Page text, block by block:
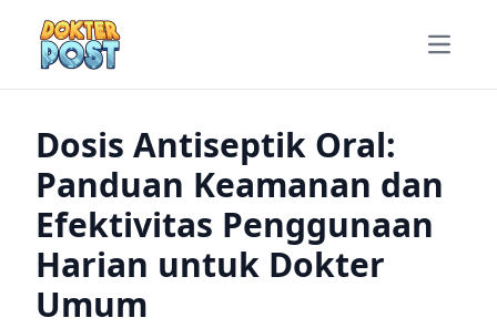
Open
Dosis Antiseptik Oral:
Panduan Keamanan dan
Efektivitas Penggunaan
Harian untuk Dokter
Umum